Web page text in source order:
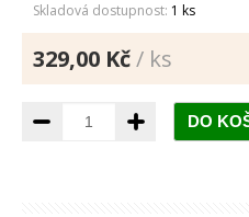
Skladová dostupnost: 1 ks
329,00 Kč/ ks